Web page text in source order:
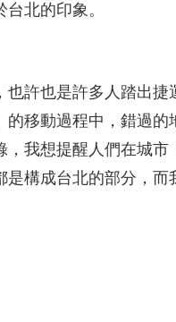
北的印象。
許也是許多人踏出
移動過程中，錯過
我想提醒人們在城
構成台北的部分，